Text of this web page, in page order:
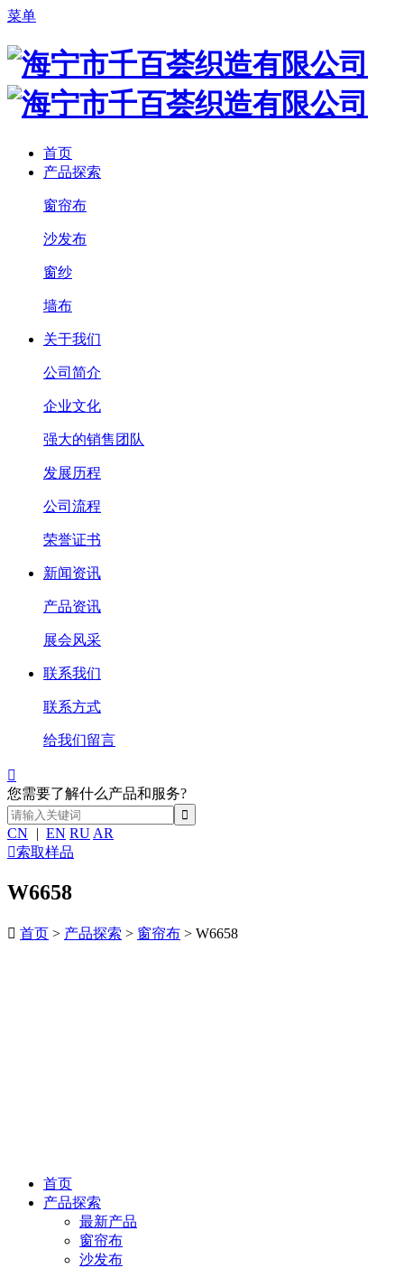
菜单
首页
产品探索
窗帘布
沙发布
窗纱
墙布
关于我们
公司简介
企业文化
强大的销售团队
发展历程
公司流程
荣誉证书
新闻资讯
产品资讯
展会风采
联系我们
联系方式
给我们留言

您需要了解什么产品和服务?
CN | EN RU AR
索取样品
W6658
 首页 > 产品探索 > 窗帘布 > W6658
首页
产品探索
最新产品
窗帘布
沙发布